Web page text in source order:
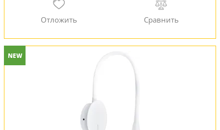
NEW